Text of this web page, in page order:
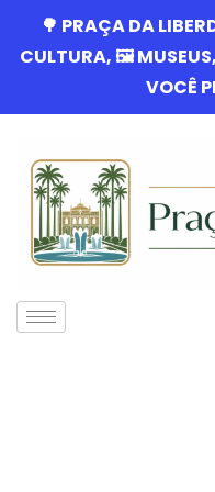
🌳 PRAÇA DA
CULTURA, 🖼️
VOCÊ